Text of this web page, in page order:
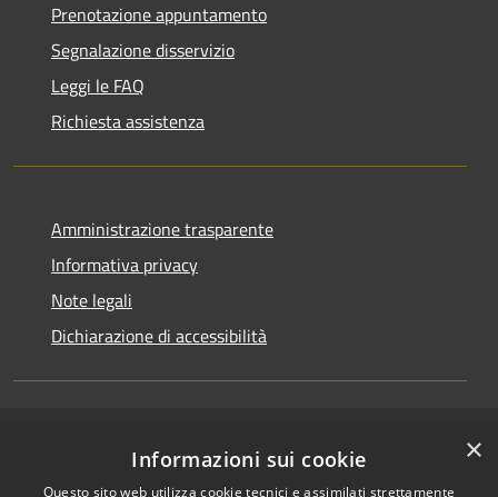
Prenotazione appuntamento
Segnalazione disservizio
Leggi le FAQ
Richiesta assistenza
Amministrazione trasparente
Informativa privacy
Note legali
Dichiarazione di accessibilità
Copyright © 2026 • Comune di
Casirate d'Adda • Powered by
×
Informazioni sui cookie
Questo sito web utilizza cookie tecnici e assimilati strettamente